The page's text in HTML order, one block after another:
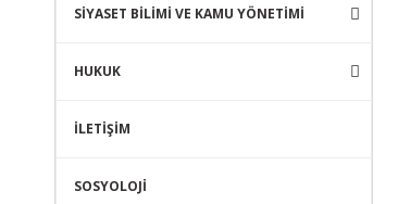
SİYASET BİLİMİ VE KAMU YÖNETİMİ
HUKUK
İLETİŞİM
SOSYOLOJİ